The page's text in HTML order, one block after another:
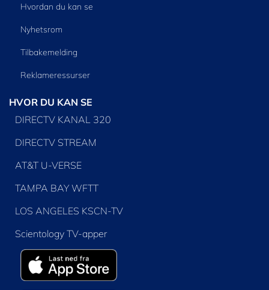
Hvordan du kan se
Nyhetsrom
Tilbakemelding
Reklameressurser
HVOR DU KAN SE
DIRECTV KANAL 320
DIRECTV STREAM
AT&T U-VERSE
TAMPA BAY WFTT
LOS ANGELES KSCN-TV
Scientology TV-apper